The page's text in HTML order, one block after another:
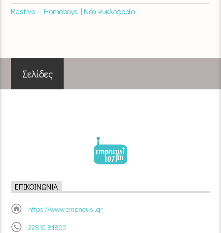
Restive – Homeboys | Νέα κυκλοφορία
Σελίδες
ΕΠΙΚΟΙΝΩΝΊΑ
https://www.empneusi.gr
22810 81800